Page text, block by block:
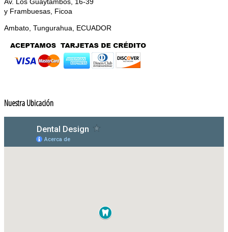
y Frambuesas, Ficoa
Ambato, Tungurahua, ECUADOR
Nuestra Ubicación